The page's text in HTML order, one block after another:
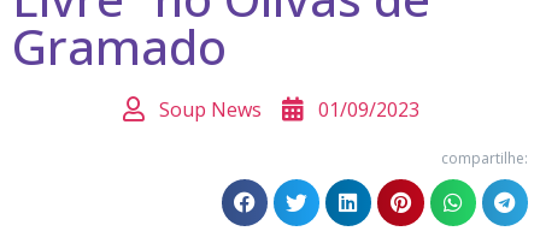
Gramado
Soup News 01/09/2023
compartilhe: